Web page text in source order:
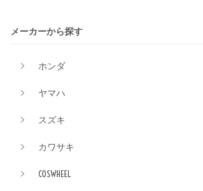
メーカーから探す
ホンダ
ヤマハ
スズキ
カワサキ
COSWHEEL